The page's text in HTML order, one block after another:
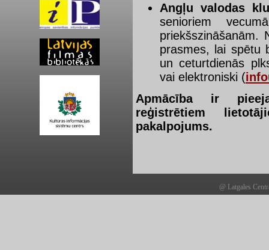
Angļu valodas
senioriem
priekšszināšanām.
prasmes, lai spētu
un ceturtdienās
vai elektroniski (
Apmācība ir
reģistrētiem
pakalpojums.
@ Latgales